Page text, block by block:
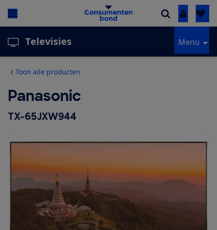
Inloggen
Televisies Menu
Toon alle producten
Panasonic
TX-65JXW944